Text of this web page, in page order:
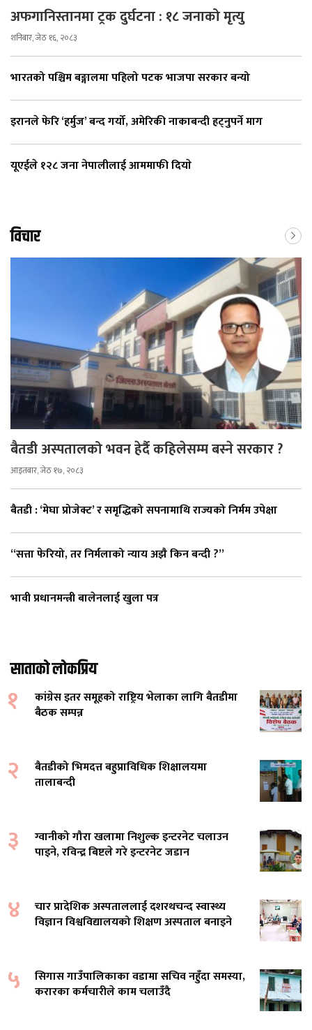
अफगानिस्तानमा ट्रक दुर्घटना : १८ जनाको मृत्यु
शनिबार, जेठ १६, २०८३
भारतको पश्चिम बङ्गालमा पहिलो पटक भाजपा सरकार बन्यो
इरानले फेरि ‘हर्मुज’ बन्द गर्यो, अमेरिकी नाकाबन्दी हट्नुपर्ने माग
यूएईले १२८ जना नेपालीलाई आममाफी दियाे
विचार
बैतडी अस्पतालको भवन हेर्दै कहिलेसम्म बस्ने सरकार ?
आइतबार, जेठ १७, २०८३
बैतडी : ‘मेघा प्रोजेक्ट’ र समृद्धिको सपनामाथि राज्यको निर्मम उपेक्षा
“सत्ता फेरियो, तर निर्मलाको न्याय अझै किन बन्दी ?”
भावी प्रधानमन्त्री बालेनलाई खुला पत्र
साताको लोकप्रिय
१
कांग्रेस इतर समूहको राष्ट्रिय भेलाका लागि बैतडीमा
बैठक सम्पन्न
२
बैतडीको भिमदत्त बहुप्राविधिक शिक्षालयमा
तालाबन्दी
३
ग्वानीको गौरा खलामा निशुल्क इन्टरनेट चलाउन
पाइने, रविन्द्र बिष्टले गरे इन्टरनेट जडान
४
चार प्रादेशिक अस्पताललाई दशरथचन्द स्वास्थ्य
विज्ञान विश्वविद्यालयको शिक्षण अस्पताल बनाइने
५
सिगास गाउँपालिकाका वडामा सचिव नहुँदा समस्या,
करारका कर्मचारीले काम चलाउँदै